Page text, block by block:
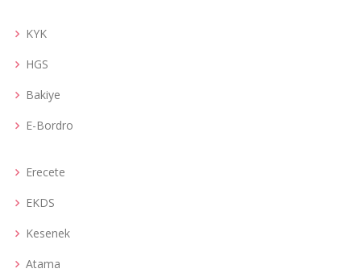
KYK
HGS
Bakiye
E-Bordro
Erecete
EKDS
Kesenek
Atama